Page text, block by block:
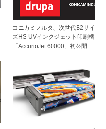
コニカミノルタ、次世代B2サイ
ズHS-UVインクジェット印刷機
「AccurioJet 60000」初公開